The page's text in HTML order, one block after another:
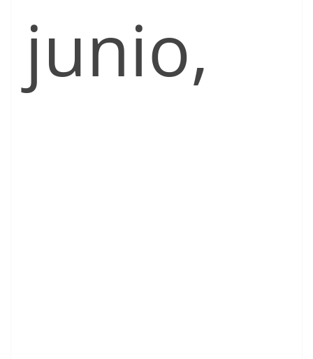
junio,